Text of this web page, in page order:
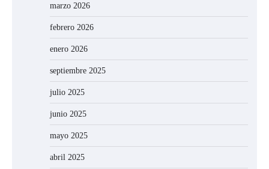
marzo 2026
febrero 2026
enero 2026
septiembre 2025
julio 2025
junio 2025
mayo 2025
abril 2025